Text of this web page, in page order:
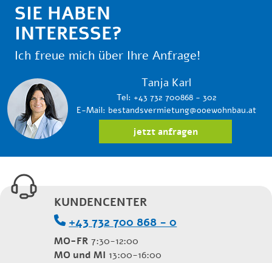
SIE HABEN
INTERESSE?
Ich freue mich über Ihre Anfrage!
Tanja Karl
Tel: +43 732 700868 - 302
E-Mail: bestandsvermietung@ooewohnbau.at
jetzt anfragen
KUNDENCENTER
+43 732 700 868 - 0
MO-FR 7:30-12:00
MO und MI 13:00-16:00